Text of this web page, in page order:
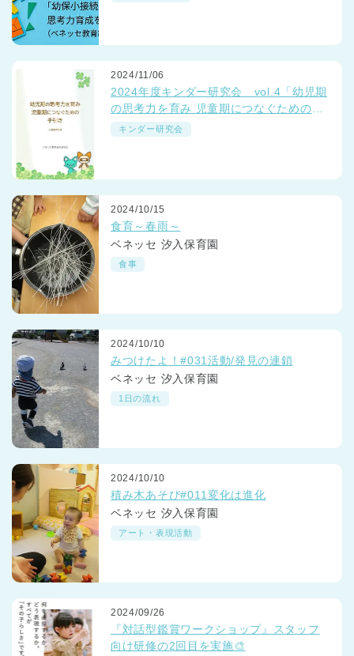
神奈川県 神奈川県 全域
千葉県
2024/11/06
2024年度キンダー研究会 vol.4「幼児期
の思考力を育み 児童期につなぐための手
引き」と保育園での実践事例
キンダー研究会
2024/10/15
食育～春雨～
ベネッセ 汐入保育園
食事
2024/10/10
みつけたよ！#031活動/発見の連鎖
ベネッセ 汐入保育園
1日の流れ
2024/10/10
積み木あそび#011変化は進化
ベネッセ 汐入保育園
アート・表現活動
2024/09/26
『対話型鑑賞ワークショップ』スタッフ
向け研修の2回目を実施🎨